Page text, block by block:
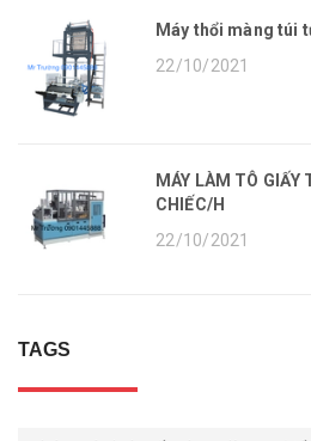
Máy thổi màng túi
22/10/2021
MÁY LÀM TÔ
CHIẾC/H
22/10/2021
TAGS